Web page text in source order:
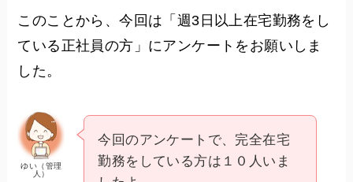
このことから、今回は「週3日以上在宅勤務をし
ている正社員の方」にアンケートをお願いしま
した。
ゆい（管理
人）
今回のアンケートで、完全在宅
勤務をしている方は１０人いま